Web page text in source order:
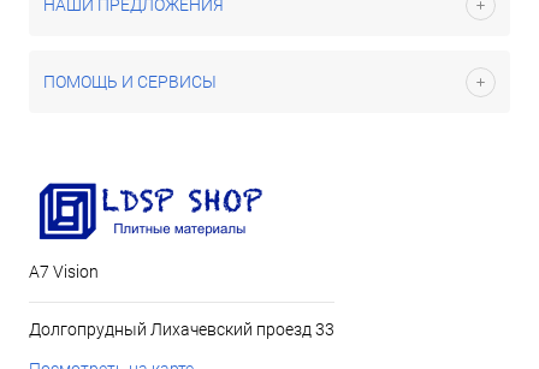
НАШИ ПРЕДЛОЖЕНИЯ
ПОМОЩЬ И СЕРВИСЫ
А7 Vision
Долгопрудный Лихачевский проезд 33